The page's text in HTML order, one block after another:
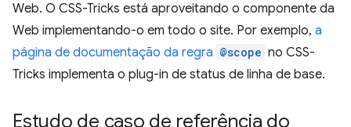
Web. O CSS-Tricks está aproveitando o componente da
Web implementando-o em todo o site. Por exemplo, a
página de documentação da regra @scope no CSS-
Tricks implementa o plug-in de status de linha de base.
Estudo de caso de referência do